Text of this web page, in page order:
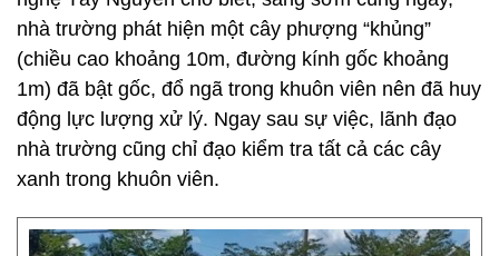
nhà trường phát hiện một cây phượng “khủng”
(chiều cao khoảng 10m, đường kính gốc khoảng
1m) đã bật gốc, đổ ngã trong khuôn viên nên đã huy
động lực lượng xử lý. Ngay sau sự việc, lãnh đạo
nhà trường cũng chỉ đạo kiểm tra tất cả các cây
xanh trong khuôn viên.